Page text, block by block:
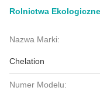
Rolnictwa
Nazwa Marki:
Chelation
Numer Modelu: